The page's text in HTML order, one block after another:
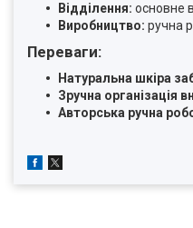
Відділення: основне
Виробництво: ручна
Переваги:
Натуральна шкіра
Зручна організація
Авторська ручна